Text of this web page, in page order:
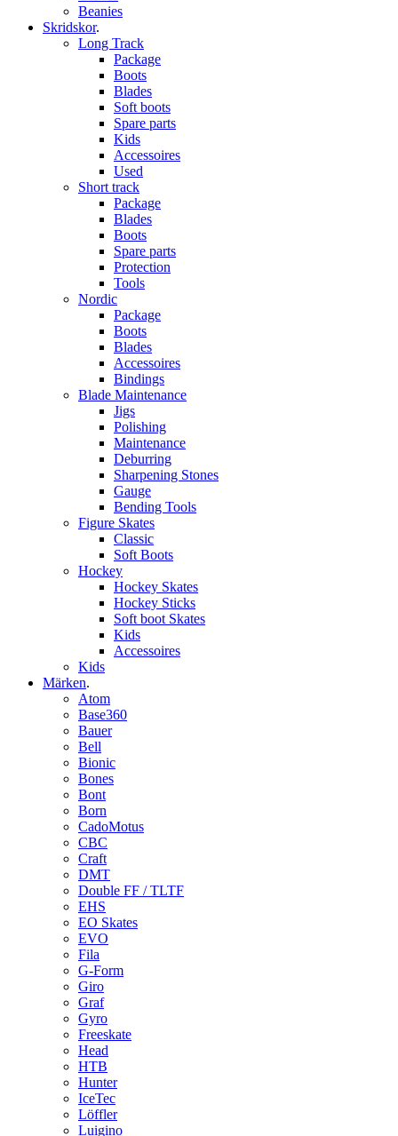
Beanies
Skridskor.
Long Track
Package
Boots
Blades
Soft boots
Spare parts
Kids
Accessoires
Used
Short track
Package
Blades
Boots
Spare parts
Protection
Tools
Nordic
Package
Boots
Blades
Accessoires
Bindings
Blade Maintenance
Jigs
Polishing
Maintenance
Deburring
Sharpening Stones
Gauge
Bending Tools
Figure Skates
Classic
Soft Boots
Hockey
Hockey Skates
Hockey Sticks
Soft boot Skates
Kids
Accessoires
Kids
Märken.
Atom
Base360
Bauer
Bell
Bionic
Bones
Bont
Born
CadoMotus
CBC
Craft
DMT
Double FF / TLTF
EHS
EO Skates
EVO
Fila
G-Form
Giro
Graf
Gyro
Freeskate
Head
HTB
Hunter
IceTec
Löffler
Luigino